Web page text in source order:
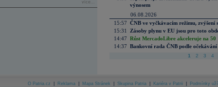
více...
výnosem
06.08.2026
15:57 ČNB ve vyčkávacím režimu, zvýšení
15:31
Zásoby plynu v EU jsou pro toto
14:47 Růst MercadoLibre akceleruje na
14:37 Bankovní rada ČNB podle
1 2 3 4
O Patria.cz Reklama Mapa Stránek Skupina Patria Kariéra v Patrii Podmínky